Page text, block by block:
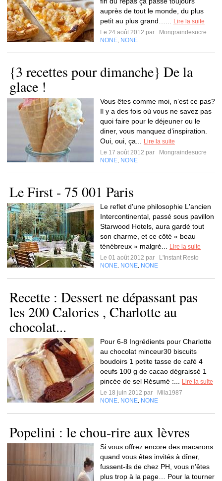
auprès de tout le monde, du plus
petit au plus grand…...
Lire la suite
Le 24 août 2012 par
Mongraindesucre
NONE NONE
{3 recettes pour dimanche} De la
glace !
Vous êtes comme moi, n’est ce pas?
Il y a des fois où vous ne savez pas
quoi faire pour le déjeuner ou le
diner, vous manquez d’inspiration.
Oui, oui, ça...
Lire la suite
Le 17 août 2012 par
Mongraindesucre
NONE NONE
Le First - 75 001 Paris
Le reflet d'une philosophie L'ancien
Intercontinental, passé sous pavillon
Starwood Hotels, aura gardé tout
son charme, et ce côté « beau
ténébreux » malgré...
Lire la suite
Le 01 août 2012 par
L'Instant Resto
NONE NONE NONE
Recette : Dessert ne dépassant pas
les 200 Calories , Charlotte au
chocolat...
Pour 6-8 Ingrédients pour Charlotte
au chocolat minceur30 biscuits
boudoirs 1 petite tasse de café 4
oeufs 100 g de cacao dégraissé 1
pincée de sel Résumé :...
Lire la suite
Le 18 juin 2012 par
Mila1987
NONE NONE NONE
Popelini : le chou-rire aux lèvres
Si vous offrez encore des macarons
quand vous êtes invités à dîner,
fussent-ils de chez PH, vous n’êtes
plus trop à la page… Pour la tourner